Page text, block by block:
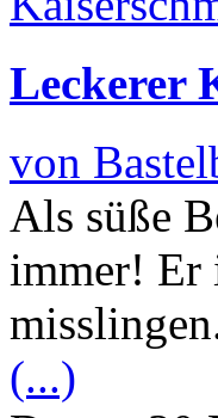
Leckerer
von
Als süße
immer! Er
(...)